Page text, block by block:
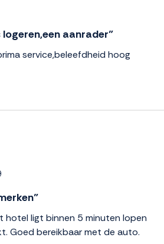
logeren,een aanrader”
service,beleefdheid hoog
hotel ligt binnen 5 minuten lopen
Goed bereikbaar met de auto.